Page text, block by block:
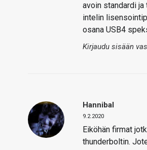
avoin standardi ja
intelin
osana USB4
Kirjaudu sisään
Hannibal
9.2.2020
Eiköhän firmat
thunderboltin.